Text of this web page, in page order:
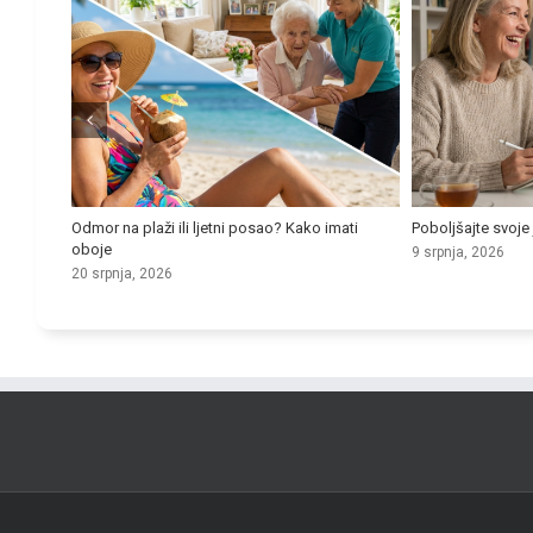
Odmor na plaži ili ljetni posao? Kako imati
oboje
20 srpnja, 2026
Poboljšajte
9 srpnja, 2026